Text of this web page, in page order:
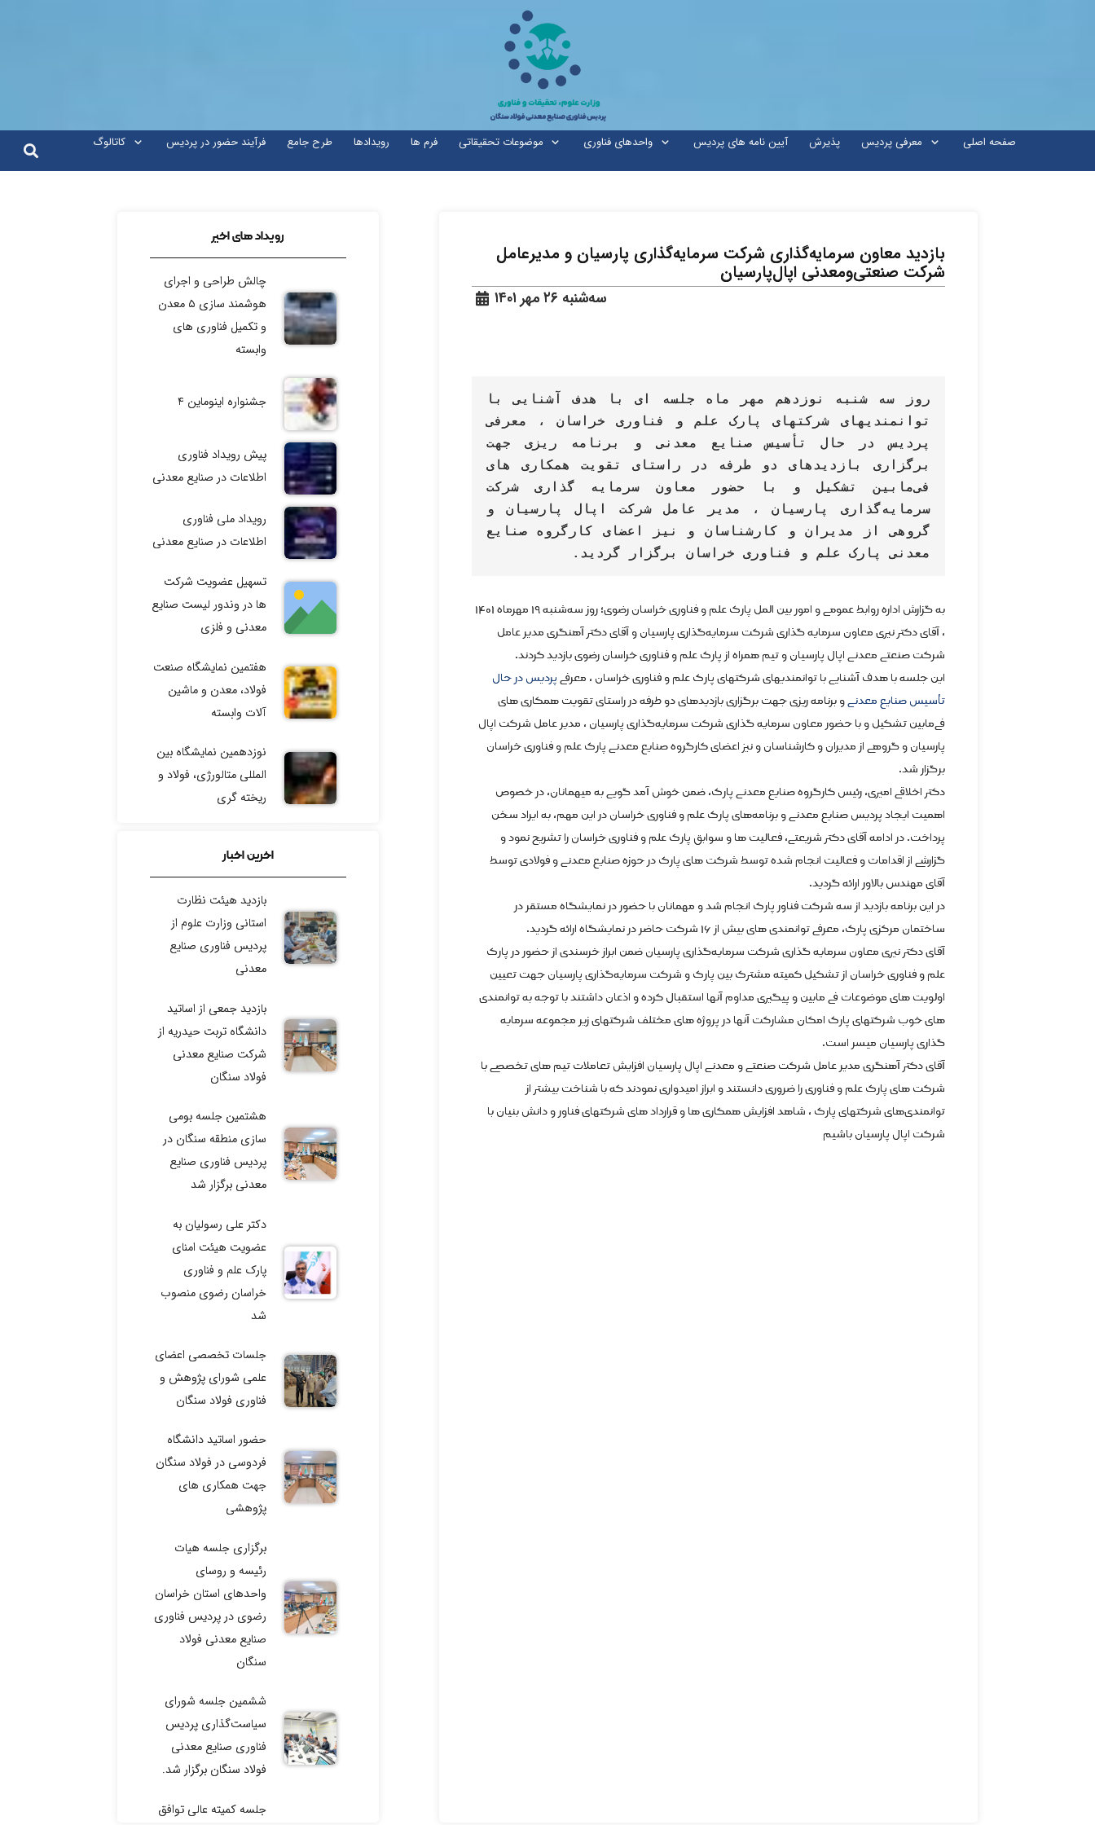
کاتالوگ فرآیند حضور در پردیس طرح جامع رویدادها فرم ها موضوعات تحقیقاتی واحدهای فناوری آیین نامه های پردیس پذیرش معرفی پردیس صفحه اصلی
رویداد های اخیر
چالش طراحی و اجرای
هوشمند سازی ۵ معدن
و تکمیل فناوری های
وابسته
جشنواره اینوماین ۴
پیش رویداد فناوری
اطلاعات در صنایع معدنی
رویداد ملی فناوری
اطلاعات در صنایع معدنی
تسهیل عضویت شرکت
ها در وندور لیست صنایع
معدنی و فلزی
هفتمین نمایشگاه صنعت
فولاد، معدن و ماشین
آلات وابسته
نوزدهمین نمایشگاه بین
المللی متالورژی، فولاد و
ریخته گری
مجتمع فولاد خراسان
رویداد توسعه ایده‌های
فناورانه گل‌گهر
رویداد تخصصی سرمایه
اخرین اخبار
بازدید هیئت نظارت
استانی وزارت علوم از
پردیس فناوری صنایع
معدنی
بازدید جمعی از اساتید
دانشگاه تربت حیدریه از
شرکت صنایع معدنی
فولاد سنگان
هشتمین جلسه بومی
سازی منطقه سنگان در
پردیس فناوری صنایع
معدنی برگزار شد
دکتر علی رسولیان به
عضویت هیئت امنای
پارک علم و فناوری
خراسان رضوی منصوب
شد
جلسات تخصصی اعضای
علمی شورای پژوهش و
فناوری فولاد سنگان
حضور اساتید دانشگاه
فردوسی در فولاد سنگان
جهت همکاری های
پژوهشی
برگزاری جلسه هیات
رئیسه و روسای
واحدهای استان خراسان
رضوی در پردیس فناوری
صنایع معدنی فولاد
سنگان
ششمین جلسه شورای
سیاست‌گذاری پردیس
فناوری صنایع معدنی
فولاد سنگان برگزار شد.
جلسه کمیته عالی توافق
بازدید معاون سرمایه‌گذاری شرکت سرمایه‌گذاری پارسیان و مدیرعامل
شرکت صنعتی‌ومعدنی اپال‌پارسیان
سه‌شنبه ۲۶ مهر ۱۴۰۱
توانمندیهای شرکتهای پارک علم و فناوری خراسان ، معرفی
معدنی پارک علم و فناوری خراسان برگزار گردید.
به گزارش اداره روابط عمومی و امور بین المل پارک علم و فناوری خراسان رضوی؛ روز سه‌شنبه ۱۹ مهرماه ۱۴۰۱
، آقای دکتر نیری معاون سرمایه گذاری شرکت سرمایه‌گذاری پارسیان و آقای دکتر آهنگری مدیر عامل
شرکت صنعتی معدنی اپال پارسیان و تیم همراه از پارک علم و فناوری خراسان رضوی بازدید کردند.
این جلسه با هدف آشنایی با توانمندیهای شرکتهای پارک علم و فناوری خراسان ، معرفی پردیس در حال
تأسیس صنایع معدنیو برنامه ریزی جهت برگزاری بازدیدهای دو طرفه در راستای تقویت همکاری های
فی‌مابین تشکیل و با حضور معاون سرمایه گذاری شرکت سرمایه‌گذاری پارسیان ، مدیر عامل شرکت اپال
پارسیان و گروهی از مدیران و کارشناسان و نیز اعضای کارگروه صنایع معدنی پارک علم و فناوری خراسان
برگزار شد.
دکتر اخلاقی امیری، رئیس کارگروه صنایع معدنی پارک، ضمن خوش آمد گویی به میهمانان، در خصوص
اهمیت ایجاد پردیس صنایع معدنی و برنامه‌های پارک علم و فناوری خراسان در این مهم، به ایراد سخن
پرداخت. در ادامه آقای دکتر شریعتی، فعالیت ها و سوابق پارک علم و فناوری خراسان را تشریح نمود و
گزارشی از اقدامات و فعالیت انجام شده توسط شرکت های پارک در حوزه صنایع معدنی و فولادی توسط
آقای مهندس بالاور ارائه گردید.
در این برنامه بازدید از سه شرکت فناور پارک انجام شد و مهمانان با حضور در نمایشگاه مستقر در
ساختمان مرکزی پارک، معرفی توانمندی های بیش از ۱۶ شرکت حاضر در نمایشگاه ارائه گردید.
آقای دکتر نیری معاون سرمایه گذاری شرکت سرمایه‌گذاری پارسیان ضمن ابراز خرسندی از حضور در پارک
علم و فناوری خراسان از تشکیل کمیته مشترک بین پارک و شرکت سرمایه‌گذاری پارسیان جهت تعیین
اولویت های موضوعات فی مابین و پیگیری مداوم آنها استقبال کرده و اذعان داشتند با توجه به توانمندی
های خوب شرکتهای پارک امکان مشارکت آنها در پروژه های مختلف شرکتهای زیر مجموعه سرمایه
گذاری پارسیان میسر است.
آقای دکتر آهنگری مدیر عامل شرکت صنعتی و معدنی اپال پارسیان افزایش تعاملات تیم های تخصصی با
شرکت های پارک علم و فناوری را ضروری دانستند و ابراز امیدواری نمودند که با شناخت بیشتر از
توانمندی‌های شرکتهای پارک ، شاهد افزایش همکاری ها و قرارداد های شرکتهای فناور و دانش بنیان با
شرکت اپال پارسیان باشیم